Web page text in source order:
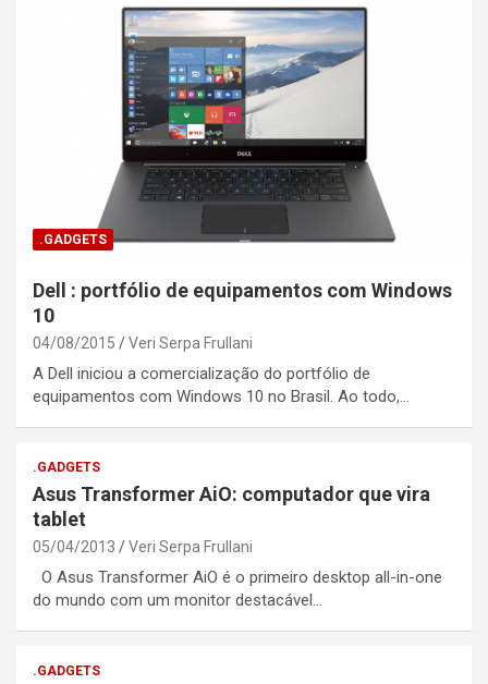
.GADGETS
Dell : portfólio de equipamentos com Windows
10
04/08/2015 Veri Serpa Frullani
A Dell iniciou a comercialização do portfólio de
equipamentos com Windows 10 no Brasil. Ao todo,…
.GADGETS
Asus Transformer AiO: computador que vira
tablet
05/04/2013 Veri Serpa Frullani
O Asus Transformer AiO é o primeiro desktop all-in-one
do mundo com um monitor destacável…
.GADGETS